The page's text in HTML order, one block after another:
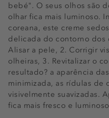
bebé". O seus olhos são
olhar fica mais luminoso.
coreana, este creme
delicada do contorno dos
Alisar a pele, 2. Corrigir
olheiras, 3. Revitalizar o
resultado? a aparência
minimizada, as rídulas de
visivelmente suavizadas.
fica mais fresco e luminoso.